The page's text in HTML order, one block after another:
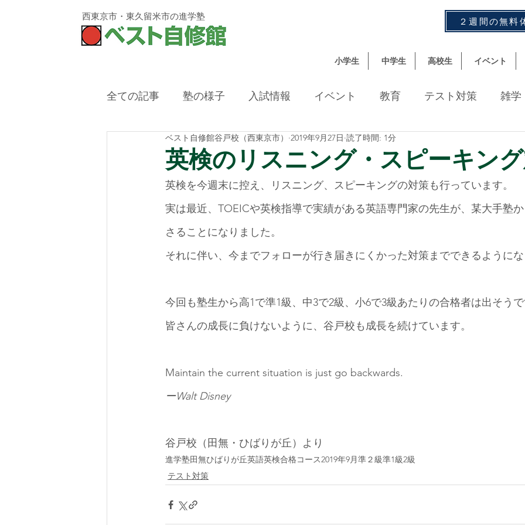
西東京市・東久留米市の進学塾 ２週間の無料
小学生 中学生 高校生 イベント
全ての記事 塾の様子 入試情報 イベント 教育 テスト対策 雑学
西東京市,塾,冬期講習,残席数
英検のリスニング・スピーキン
ベスト自修館谷戸校（西東京市） 2019年9月27日 読了時間: 1分
英検を今週末に控え、リスニング、スピーキングの対策も行っています。
実は最近、TOEICや英検指導で実績がある英語専門家の先生が、某大手塾
さることになりました。
それに伴い、今までフォローが行き届きにくかった対策までできるように
今回も塾生から高1で準1級、中3で2級、小6で3級あたりの合格者は出そう
皆さんの成長に負けないように、谷戸校も成長を続けています。
Maintain the current situation is just go backwards.
ーWalt Disney
谷戸校（田無・ひばりが丘）より
進学塾田無ひばりが丘英語英検合格コース2019年9月準２級準1級2級
テスト対策